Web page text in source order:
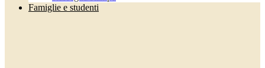
Famiglie e studenti